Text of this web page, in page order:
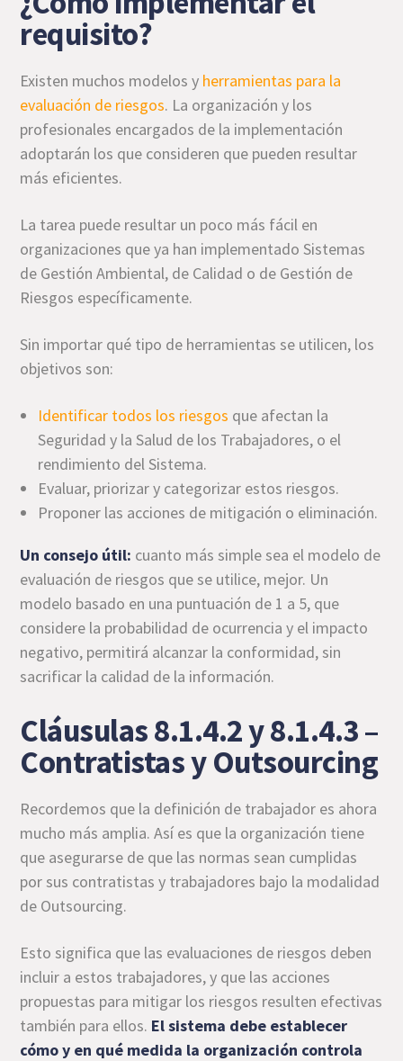
requisito?
Existen muchos modelos y herramientas para la
evaluación de riesgos. La organización y los
profesionales encargados de la implementación
adoptarán los que consideren que pueden resultar
más eficientes.
La tarea puede resultar un poco más fácil en
organizaciones que ya han implementado Sistemas
de Gestión Ambiental, de Calidad o de Gestión de
Riesgos específicamente.
Sin importar qué tipo de herramientas se utilicen, los
objetivos son:
Identificar todos los riesgos que afectan la
Seguridad y la Salud de los Trabajadores, o el
rendimiento del Sistema.
Evaluar, priorizar y categorizar estos riesgos.
Proponer las acciones de mitigación o eliminación.
Un consejo útil: cuanto más simple sea el modelo de
evaluación de riesgos que se utilice, mejor. Un
modelo basado en una puntuación de 1 a 5, que
considere la probabilidad de ocurrencia y el impacto
negativo, permitirá alcanzar la conformidad, sin
sacrificar la calidad de la información.
Cláusulas 8.1.4.2 y 8.1.4.3 –
Contratistas y Outsourcing
Recordemos que la definición de trabajador es ahora
mucho más amplia. Así es que la organización tiene
que asegurarse de que las normas sean cumplidas
por sus contratistas y trabajadores bajo la modalidad
de Outsourcing.
Esto significa que las evaluaciones de riesgos deben
incluir a estos trabajadores, y que las acciones
propuestas para mitigar los riesgos resulten efectivas
también para ellos. El sistema debe establecer
cómo y en qué medida la organización controla